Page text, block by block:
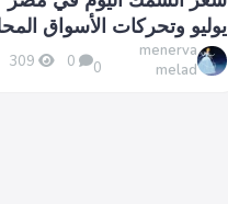
يوليو وتحركات الأسواق
menerva
melad
0
309 0